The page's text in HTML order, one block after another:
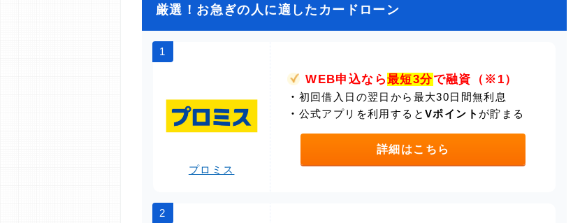
厳選！お急ぎの人に適したカードローン
1
プロミス
WEB申込なら最短3分で融資（※1）
・ 初回借入日の翌日から最大30日間無利息
・ 公式アプリを利用するとVポイント が貯まる
詳細はこちら
2